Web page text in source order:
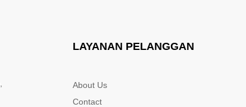
LAYANAN PELANGGAN
About Us
Contact